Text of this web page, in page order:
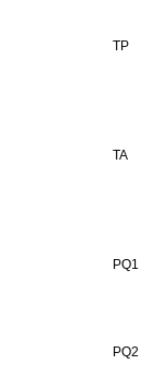
TP
TA
PQ1
PQ2